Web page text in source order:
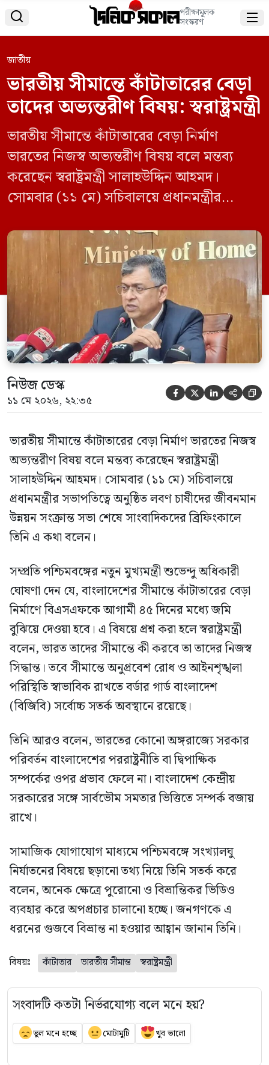
 পরীক্ষামূলক
সংস্করণ 
জাতীয়
ভারতীয় সীমান্তে কাঁটাতারের বেড়া
তাদের অভ্যন্তরীণ বিষয়: স্বরাষ্ট্রমন্ত্রী
ভারতীয় সীমান্তে কাঁটাতারের বেড়া নির্মাণ
ভারতের নিজস্ব অভ্যন্তরীণ বিষয় বলে মন্তব্য
করেছেন স্বরাষ্ট্রমন্ত্রী সালাহউদ্দিন আহমদ।
সোমবার (১১ মে) সচিবালয়ে প্রধানমন্ত্রীর
উন্নয়ন সংক্রান্ত সভা শেষে সাংবাদিকদের
ব্রিফিংকালে তিনি এ কথা বলেন। সম্প্রতি
পশ্চিমবঙ্গের নতুন মুখ্যমন্ত্রী শুভেন্দু অধিকারী
ঘোষণা দেন যে, বাংলাদেশের সীমান্তে
কাঁটাতারের বেড়া নির্মাণে বিএসএফকে আগামী
৪৫ দিনের মধ্যে জমি […]
নিউজ ডেস্ক
১১ মে ২০২৬, ২২:৩৫     
ভারতীয় সীমান্তে কাঁটাতারের বেড়া নির্মাণ ভারতের নিজস্ব
অভ্যন্তরীণ বিষয় বলে মন্তব্য করেছেন স্বরাষ্ট্রমন্ত্রী
সালাহউদ্দিন আহমদ। সোমবার (১১ মে) সচিবালয়ে
প্রধানমন্ত্রীর সভাপতিত্বে অনুষ্ঠিত লবণ চাষীদের জীবনমান
উন্নয়ন সংক্রান্ত সভা শেষে সাংবাদিকদের ব্রিফিংকালে
তিনি এ কথা বলেন।
সম্প্রতি পশ্চিমবঙ্গের নতুন মুখ্যমন্ত্রী শুভেন্দু অধিকারী
ঘোষণা দেন যে, বাংলাদেশের সীমান্তে কাঁটাতারের বেড়া
নির্মাণে বিএসএফকে আগামী ৪৫ দিনের মধ্যে জমি
বুঝিয়ে দেওয়া হবে। এ বিষয়ে প্রশ্ন করা হলে স্বরাষ্ট্রমন্ত্রী
বলেন, ভারত তাদের সীমান্তে কী করবে তা তাদের নিজস্ব
সিদ্ধান্ত। তবে সীমান্তে অনুপ্রবেশ রোধ ও আইনশৃঙ্খলা
পরিস্থিতি স্বাভাবিক রাখতে বর্ডার গার্ড বাংলাদেশ
(বিজিবি) সর্বোচ্চ সতর্ক অবস্থানে রয়েছে।
তিনি আরও বলেন, ভারতের কোনো অঙ্গরাজ্যে সরকার
পরিবর্তন বাংলাদেশের পররাষ্ট্রনীতি বা দ্বিপাক্ষিক
সম্পর্কের ওপর প্রভাব ফেলে না। বাংলাদেশ কেন্দ্রীয়
সরকারের সঙ্গে সার্বভৌম সমতার ভিত্তিতে সম্পর্ক বজায়
রাখে।
সামাজিক যোগাযোগ মাধ্যমে পশ্চিমবঙ্গে সংখ্যালঘু
নির্যাতনের বিষয়ে ছড়ানো তথ্য নিয়ে তিনি সতর্ক করে
বলেন, অনেক ক্ষেত্রে পুরোনো ও বিভ্রান্তিকর ভিডিও
ব্যবহার করে অপপ্রচার চালানো হচ্ছে। জনগণকে এ
ধরনের গুজবে বিভ্রান্ত না হওয়ার আহ্বান জানান তিনি।
বিষয়ঃ কাঁটাতার ভারতীয় সীমান্ত স্বরাষ্ট্রমন্ত্রী
সংবাদটি কতটা নির্ভরযোগ্য বলে মনে হয়?
ভুল মনে হচ্ছে মোটামুটি খুব ভালো